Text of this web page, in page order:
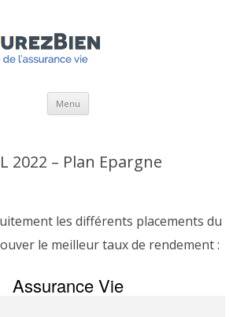
Menu Aller
2022 – Plan Epargne
les différents placements du
le meilleur taux de rendement :